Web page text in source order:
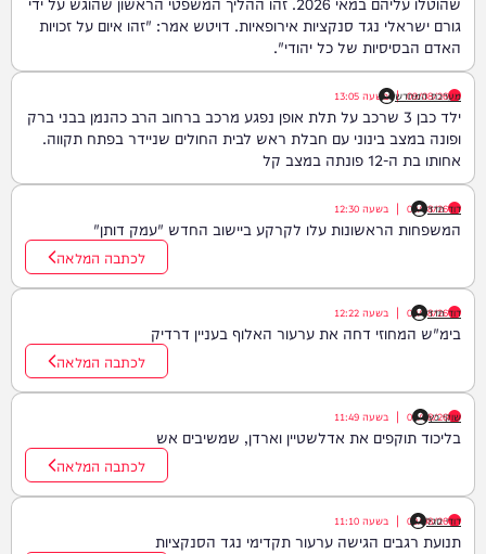
גורם ישראלי נגד סנקציות אירופאיות. דויטש אמר: "זהו איום על זכויות
האדם הבסיסיות של כל יהודי".
מערכת המחדש
09/08/26
| בשעה 13:05
ילד כבן 3 שרכב על תלת אופן נפגע מרכב ברחוב הרב כהנמן בבני ברק
ופונה במצב בינוני עם חבלת ראש לבית החולים שניידר בפתח תקווה.
אחותו בת ה-12 פונתה במצב קל
דוד חדד
09/08/26
| בשעה 12:30
המשפחות הראשונות עלו לקרקע ביישוב החדש "עמק דותן"
לכתבה המלאה
דוד חדד
09/08/26
| בשעה 12:22
בימ"ש המחוזי דחה את ערעור האלוף בעניין דרדיק
לכתבה המלאה
שוקי כץ
09/08/26
| בשעה 11:49
בליכוד תוקפים את אדלשטיין וארדן, שמשיבים אש
לכתבה המלאה
דודי סגל
09/08/26
| בשעה 11:10
תנועת רגבים הגישה ערעור תקדימי נגד הסנקציות